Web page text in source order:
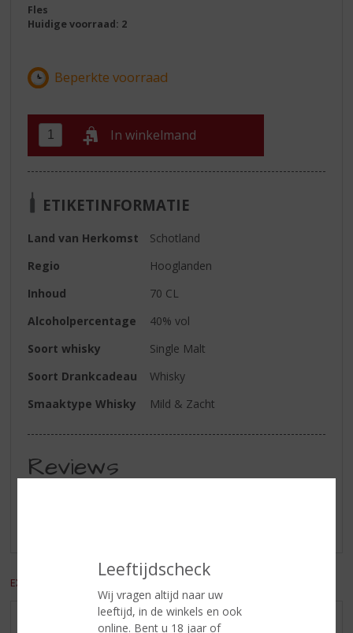
Leeftijdscheck
Wij vragen altijd naar uw
leeftijd, in de winkels en ook
online. Bent u 18 jaar of
Fles
Huidige voorraad: 2
In winkelmand
ETIKETINFORMATIE
Land van Herkomst
Schotland
Regio
Hooglanden
Inhoud
70 CL
Alcoholpercentage
40% vol
Soort whisky
Single Malt
Soort Drankcadeau
Whisky
Smaaktype Whisky
Mild & Zacht
Reviews
EXCL. BTW INCL. BTW
AANBIEDINGEN